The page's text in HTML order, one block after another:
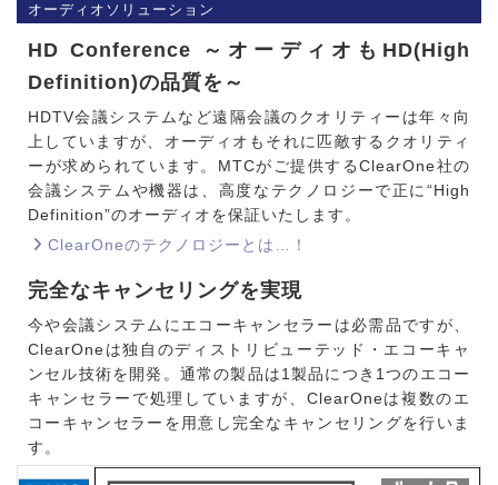
オーディオソリューション
HD Conference ～オーディオもHD(High
Definition)の品質を～
HDTV会議システムなど遠隔会議のクオリティーは年々向
上していますが、オーディオもそれに匹敵するクオリティ
ーが求められています。MTCがご提供するClearOne社の
会議システムや機器は、高度なテクノロジーで正に“High
Definition”のオーディオを保証いたします。
ClearOneのテクノロジーとは…！
完全なキャンセリングを実現
今や会議システムにエコーキャンセラーは必需品ですが、
ClearOneは独自のディストリビューテッド・エコーキャ
ンセル技術を開発。通常の製品は1製品につき1つのエコー
キャンセラーで処理していますが、ClearOneは複数のエ
コーキャンセラーを用意し完全なキャンセリングを行いま
す。